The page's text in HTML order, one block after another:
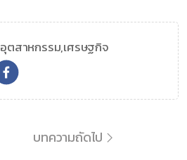
อุตสาหกรรม,เศรษฐกิจ
บทความถัดไป